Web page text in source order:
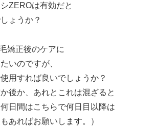
ZEROは有効だと
ょうか？
矯正後のケアに
いのですが、
用すれば良いでしょうか？
後か、あれとこれは混ざると
日間はこちらで何日目以降は
あればお願いします。）